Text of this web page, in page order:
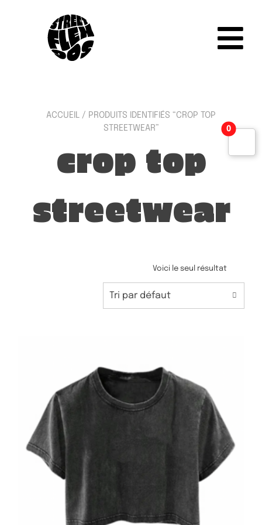
ACCUEIL / PRODUITS IDENTIFIÉS “CROP TOP
STREETWEAR”
crop top
streetwear
Voici le seul résultat
Tri par défaut
0